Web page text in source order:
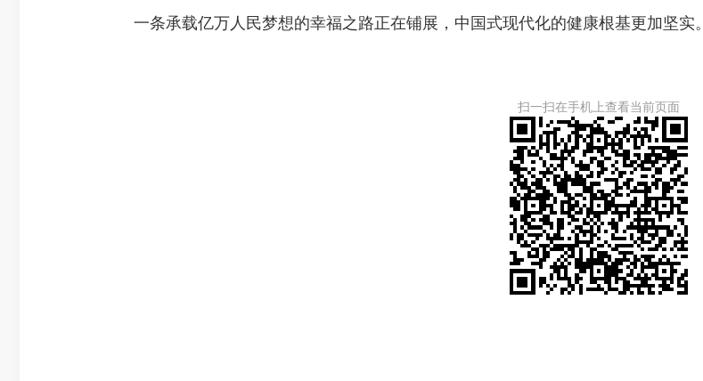
一条承载亿万人民梦想的幸福之路正在铺展，中国式现代化的健康根基更加坚实。
扫一扫在手机上查看当前页面